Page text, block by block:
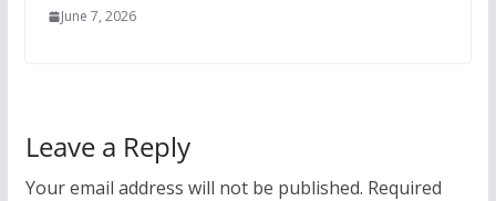
June 7, 2026
Leave a Reply
Your email address will not be published. Required